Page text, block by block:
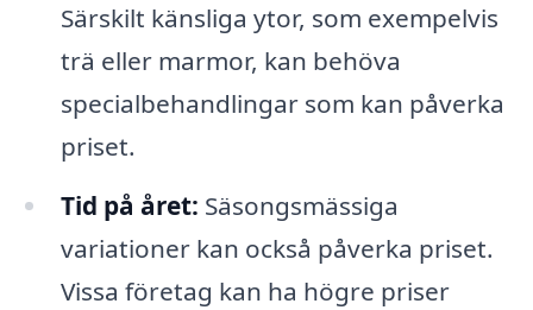
Särskilt känsliga ytor, som exempelvis
trä eller marmor, kan behöva
specialbehandlingar som kan påverka
priset.
Tid på året: Säsongsmässiga
variationer kan också påverka priset.
Vissa företag kan ha högre priser